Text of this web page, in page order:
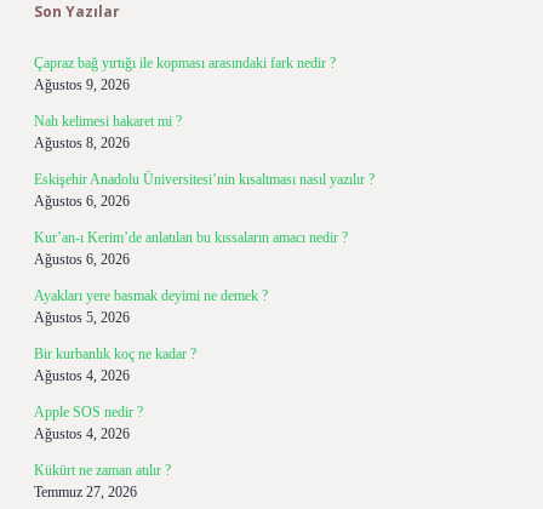
Son Yazılar
Çapraz bağ yırtığı ile kopması arasındaki fark nedir ?
Ağustos 9, 2026
Nah kelimesi hakaret mi ?
Ağustos 8, 2026
Eskişehir Anadolu Üniversitesi’nin kısaltması nasıl yazılır ?
Ağustos 6, 2026
Kur’an-ı Kerim’de anlatılan bu kıssaların amacı nedir ?
Ağustos 6, 2026
Ayakları yere basmak deyimi ne demek ?
Ağustos 5, 2026
Bir kurbanlık koç ne kadar ?
Ağustos 4, 2026
Apple SOS nedir ?
Ağustos 4, 2026
Kükürt ne zaman atılır ?
Temmuz 27, 2026